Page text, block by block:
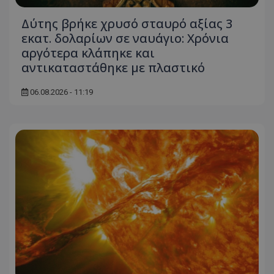
Δύτης βρήκε χρυσό σταυρό αξίας 3
εκατ. δολαρίων σε ναυάγιο: Χρόνια
αργότερα κλάπηκε και
αντικαταστάθηκε με πλαστικό
06.08.2026 - 11:19
VISITOR_PRIVACY_METADATA
YouTube
.youtube.com